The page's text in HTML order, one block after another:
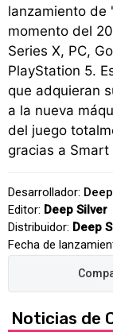
lanzamiento de
momento del
Series X, PC,
PlayStation 5.
que adquieran
a la nueva
del juego
gracias a Smart
Desarrollador:
Editor: Deep Silver
Distribuidor: Deep
Fecha de
Noticias de